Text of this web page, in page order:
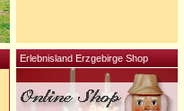
Erlebnisland Erzgebirge Shop